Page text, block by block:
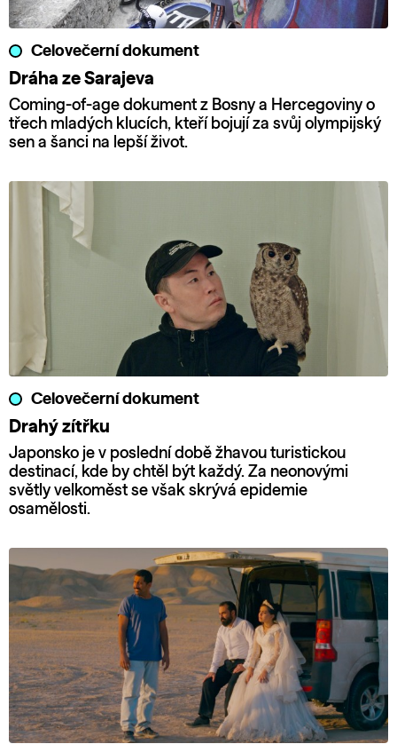
Celovečerní dokument
Dráha ze Sarajeva
Coming-of-age dokument z Bosny a Hercegoviny o
třech mladých klucích, kteří bojují za svůj olympijský
sen a šanci na lepší život.
Celovečerní dokument
Drahý zítřku
Japonsko je v poslední době žhavou turistickou
destinací, kde by chtěl být každý. Za neonovými
světly velkoměst se však skrývá epidemie
osamělosti.